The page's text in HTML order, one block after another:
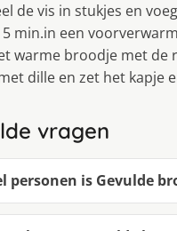
de vis in stukjes en
min.in een
warme broodje met de
dille en zet het kapje
vragen
personen is Gevulde